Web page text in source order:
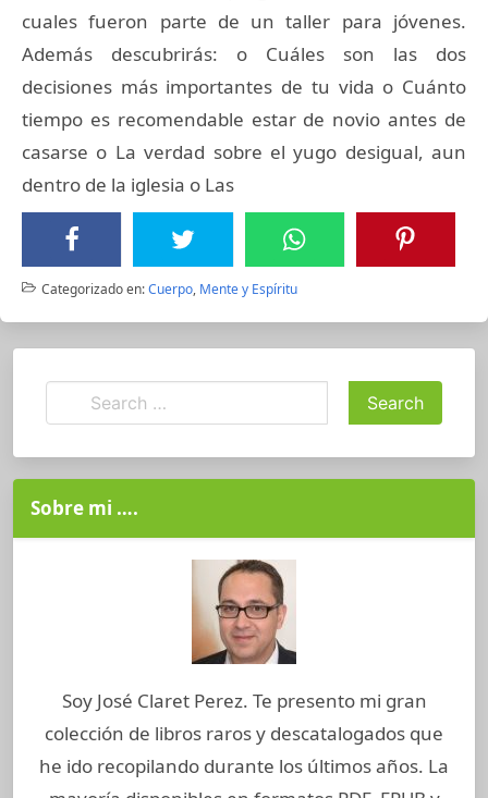
cuales fueron parte de un taller para jóvenes.
Además descubrirás: o Cuáles son las dos
decisiones más importantes de tu vida o Cuánto
tiempo es recomendable estar de novio antes de
casarse o La verdad sobre el yugo desigual, aun
dentro de la iglesia o Las
Categorizado en:Cuerpo, Mente y Espíritu
Sobre mi ….
Soy José Claret Perez. Te presento mi gran
colección de libros raros y descatalogados que
he ido recopilando durante los últimos años. La